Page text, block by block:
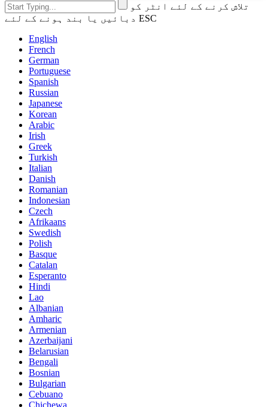
تلاش کرنے کے لئے انٹر کو
دبائیں یا بند ہونے کے لئے ESC
English
French
German
Portuguese
Spanish
Russian
Japanese
Korean
Arabic
Irish
Greek
Turkish
Italian
Danish
Romanian
Indonesian
Czech
Afrikaans
Swedish
Polish
Basque
Catalan
Esperanto
Hindi
Lao
Albanian
Amharic
Armenian
Azerbaijani
Belarusian
Bengali
Bosnian
Bulgarian
Cebuano
Chichewa